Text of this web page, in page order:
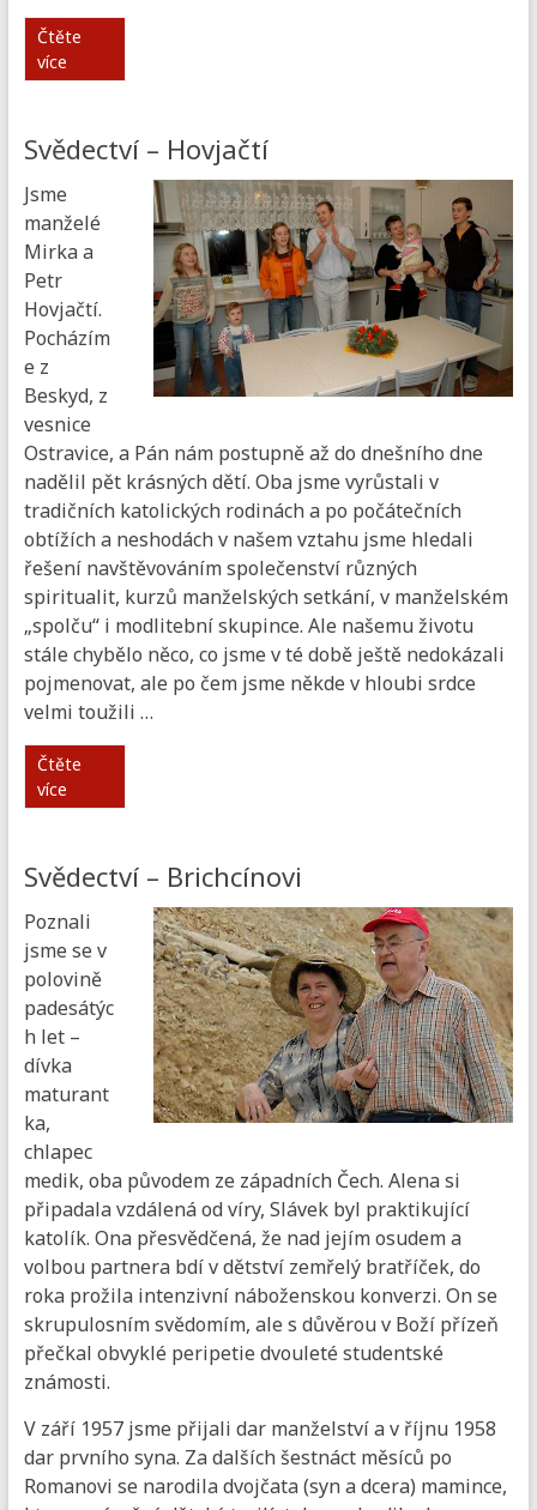
Čtěte
více
Svědectví – Hovjačtí
Jsme
manželé
Mirka a
Petr
Hovjačtí.
Pocházím
e z
Beskyd, z
vesnice
Ostravice, a Pán nám postupně až do dnešního dne
nadělil pět krásných dětí. Oba jsme vyrůstali v
tradičních katolických rodinách a po počátečních
obtížích a neshodách v našem vztahu jsme hledali
řešení navštěvováním společenství různých
spiritualit, kurzů manželských setkání, v manželském
„spolču“ i modlitební skupince. Ale našemu životu
stále chybělo něco, co jsme v té době ještě nedokázali
pojmenovat, ale po čem jsme někde v hloubi srdce
velmi toužili …
Čtěte
více
Svědectví – Brichcínovi
Poznali
jsme se v
polovině
padesátýc
h let –
dívka
maturant
ka,
chlapec
medik, oba původem ze západních Čech. Alena si
připadala vzdálená od víry, Slávek byl praktikující
katolík. Ona přesvědčená, že nad jejím osudem a
volbou partnera bdí v dětství zemřelý bratříček, do
roka prožila intenzivní náboženskou konverzi. On se
skrupulosním svědomím, ale s důvěrou v Boží přízeň
přečkal obvyklé peripetie dvouleté studentské
známosti.
V září 1957 jsme přijali dar manželství a v říjnu 1958
dar prvního syna. Za dalších šestnáct měsíců po
Romanovi se narodila dvojčata (syn a dcera) mamince,